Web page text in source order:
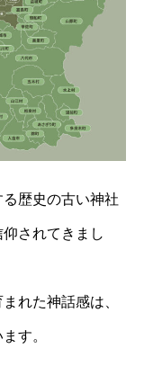
歴史の古い神社
されてきまし
れた神話感は、
す。